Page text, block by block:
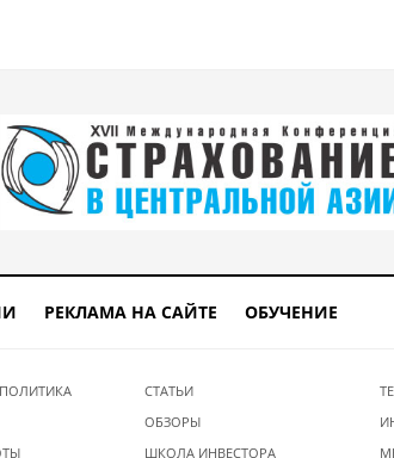
РЕКЛАМА НА САЙТЕ ОБУЧЕНИЕ
СТАТЬИ
ОБЗОРЫ
ШКОЛА ИНВЕСТОРА